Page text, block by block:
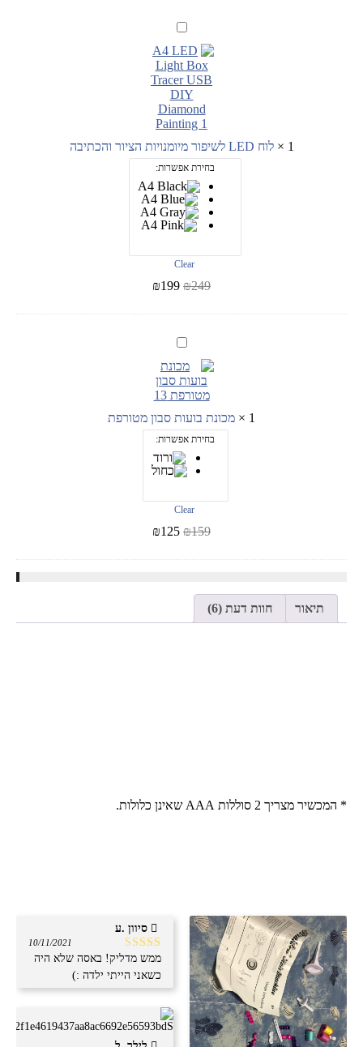
לוח
לשיפור
מיומנויות
הציור
והכתיבה
1
×לוח LED לשיפור מיומנויות הציור והכתיבה
בחירת אפשרות:
Clear
₪249
₪199
מכונת
סבון
מטורפת
1
× מכונת בועות סבון מטורפת
בחירת אפשרות:
Clear
₪159
₪125
תיאור חוות דעת (6)
* המכשיר מצריך 2 סוללות AAA שאינן כלולות.
דורג5מתוך
5
10/11/2021
ממש מדליק! באסה שלא היה
כשאני הייתי ילדה :)